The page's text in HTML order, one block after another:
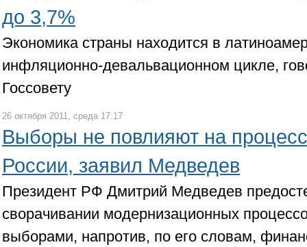
до 3,7%
Экономика страны находится в
инфляционно-девальвационном цикле,
Госсовету
26 октября 2011, среда 17:17
Выборы не повлияют на
России, заявил Медведев
Президент РФ Дмитрий Медведев
сворачивании модернизационных
выборами, напротив, по его словам,